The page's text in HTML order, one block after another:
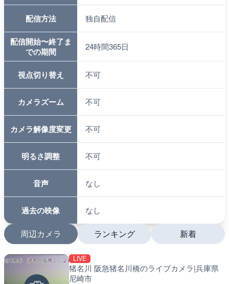
配信方法 独自配信
配信開始〜終了ま
での期間
24時間365日
視点切り替え 不可
カメラズーム 不可
カメラ解像度変更 不可
明るさ調整 不可
音声 なし
過去の映像 なし
周辺カメラ
LIVE
猪名川 阪急猪名川橋のライブカメラ|兵庫県
尼崎市
ランキング
多摩川 日野橋水位観測所
新着
南出川水門付近のライブ